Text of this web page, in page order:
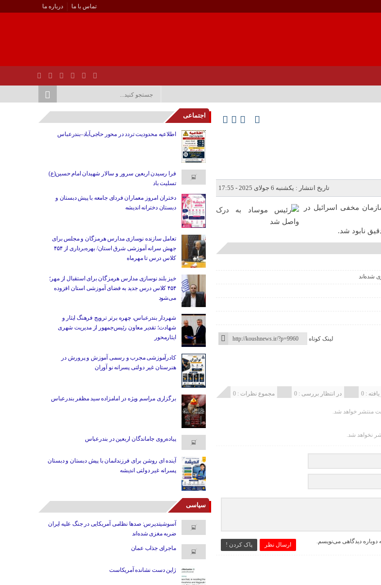
تماس با ما درباره ما
تاریخ انتشار : یکشنبه 6 جولای 2025 - 17:55
مخفی اسرائیل در
نابود شد.
شده‌اند
لینک کوتاه
مجموع نظرات : 0 در انتظار بررسی : 0 : 0
منتشر خواهد شد.
نخواهد شد.
ارسال نظر پاک کردن ! دوباره دیدگاهی می‌نویسم.
اجتماعی
اطلاعیه محدودیت تردد در محور حاجی‌آباد–بندرعباس
فرا رسیدن اربعین سرور و سالار شهیدان امام حسین(ع)
تسلیت باد
دختران امروز معماران فردای جامعه با پیش دبستان و
دبستان دخترانه اندیشه
تعامل سازنده نوسازی مدارس هرمزگان و مجلس برای
جهش سرانه آموزشی شرق استان/ بهره‌برداری از ۴۵۴
کلاس درس تا مهرماه
خیز بلند نوسازی مدارس هرمزگان برای استقبال از مهر؛
۴۵۴ کلاس درس جدید به فضای آموزشی استان افزوده
می‌شود
شهردار بندرعباس، چهره برتر ترویج فرهنگ ایثار و
شهادت؛ تقدیر معاون رئیس‌جمهور از مدیریت شهری
ایثارمحور
کادرآموزشی مجرب و رسمی آموزش و پرورش در
هنرستان غیر دولتی پسرانه نو آوران
برگزاری مراسم ویژه در امامزاده سید مظفر بندرعباس
پیاده‌روی جاماندگان اربعین در بندرعباس
آینده ای روشن برای فرزندانمان با پیش دبستان و دبستان
پسرانه غیر دولتی اندیشه
سیاسی
آسوشیتدپرس: صدها نظامی آمریکایی در جنگ علیه ایران
ضربه مغزی شده‌اند
ماجرای جذاب عمان
ژاپن دست نشانده آمریکاست